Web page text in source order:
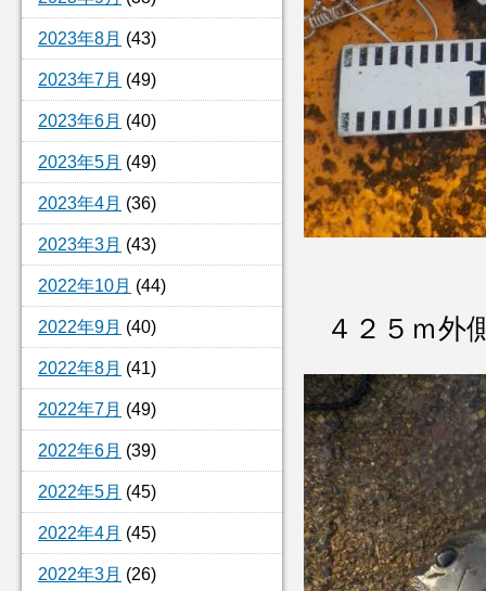
2023年8月 (43)
2023年7月 (49)
2023年6月 (40)
2023年5月 (49)
2023年4月 (36)
2023年3月 (43)
2022年10月 (44)
2022年9月 (40)
2022年8月 (41)
2022年7月 (49)
2022年6月 (39)
2022年5月 (45)
2022年4月 (45)
2022年3月 (26)
４２５ｍ